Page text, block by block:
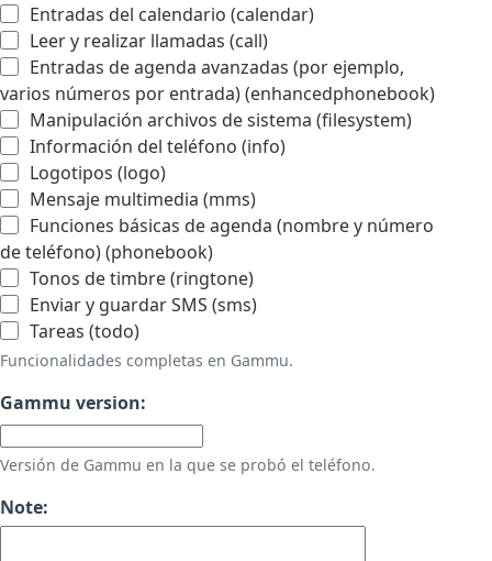
Entradas del calendario (calendar)
Leer y realizar llamadas (call)
Entradas de agenda avanzadas (por ejemplo,
varios números por entrada) (enhancedphonebook)
Manipulación archivos de sistema (filesystem)
Información del teléfono (info)
Logotipos (logo)
Mensaje multimedia (mms)
Funciones básicas de agenda (nombre y número
de teléfono) (phonebook)
Tonos de timbre (ringtone)
Enviar y guardar SMS (sms)
Tareas (todo)
Funcionalidades completas en Gammu.
Gammu version:
Versión de Gammu en la que se probó el teléfono.
Note: